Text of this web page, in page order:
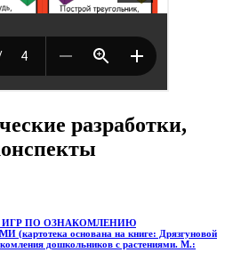
разработки,
ИГР ПО ОЗНАКОМЛЕНИЮ
основана на книге: Дрязгуновой
дошкольников с растениями. М.: